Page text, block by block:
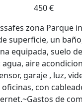
450 €
zona Parque
superficie, un
equipada, suelo
agua, aire
garaje , luz,
con
de